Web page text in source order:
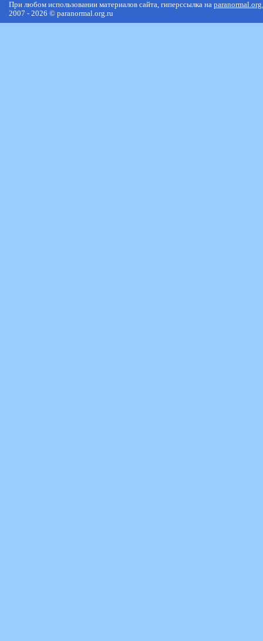
При любом использовании материалов сайта, гиперссылка на
2007 - 2026 © paranormal.org.ru